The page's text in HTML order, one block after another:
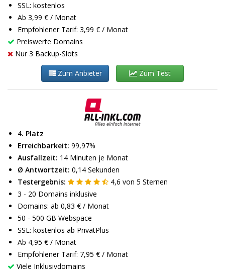
SSL: kostenlos
Ab 3,99 € / Monat
Empfohlener Tarif: 3,99 € / Monat
Preiswerte Domains
Nur 3 Backup-Slots
Zum Anbieter Zum Test
4. Platz
Erreichbarkeit: 99,97%
Ausfallzeit: 14 Minuten je Monat
Ø Antwortzeit: 0,14 Sekunden
Testergebnis:
4,6 von 5 Sternen
3 - 20 Domains inklusive
Domains: ab 0,83 € / Monat
50 - 500 GB Webspace
SSL: kostenlos ab PrivatPlus
Ab 4,95 € / Monat
Empfohlener Tarif: 7,95 € / Monat
Viele Inklusivdomains